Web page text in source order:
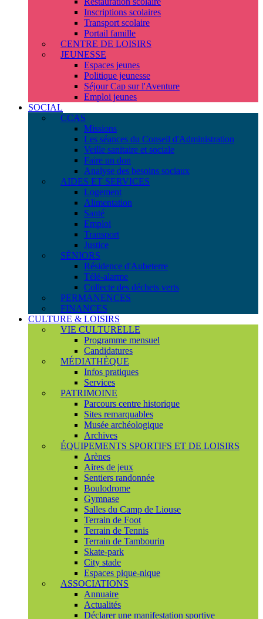
Inscriptions scolaires
Transport scolaire
Portail famille
CENTRE DE LOISIRS
JEUNESSE
Espaces jeunes
Politique jeunesse
Séjour Cap sur l'Aventure
Emploi jeunes
SOCIAL
CCAS
Missions
Les séances du Conseil d'Administration
Veille sanitaire et sociale
Faire un don
Analyse des besoins sociaux
AIDES ET SERVICES
Logement
Alimentation
Santé
Emploi
Transport
Justice
SÉNIORS
Résidence d'Aubeterre
Télé-alarme
Collecte des déchets verts
PERMANENCES
FINANCES
CULTURE & LOISIRS
VIE CULTURELLE
Programme mensuel
Candidatures
MÉDIATHÈQUE
Infos pratiques
Services
PATRIMOINE
Parcours centre historique
Sites remarquables
Musée archéologique
Archives
ÉQUIPEMENTS SPORTIFS ET DE LOISIRS
Arènes
Aires de jeux
Sentiers randonnée
Boulodrome
Gymnase
Salles du Camp de Liouse
Terrain de Foot
Terrain de Tennis
Terrain de Tambourin
Skate-park
City stade
Espaces pique-nique
ASSOCIATIONS
Annuaire
Actualités
Déclarer une manifestation sportive